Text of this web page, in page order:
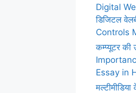
Digital
डिजिटल
Controls
कम्प्यूटर की
Essay in